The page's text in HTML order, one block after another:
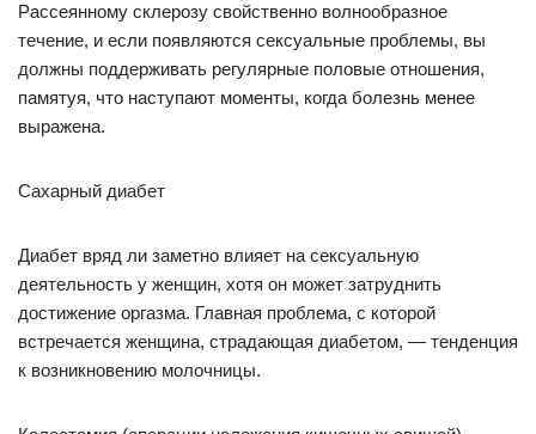
Рассеянному склерозу свойственно волнообразное
течение, и если появляются сексуальные проблемы, вы
должны поддерживать регулярные половые отношения,
памятуя, что наступают моменты, когда болезнь менее
выражена.
Сахарный диабет
Диабет вряд ли заметно влияет на сексуальную
деятельность у женщин, хотя он может затруднить
достижение оргазма. Главная проблема, с которой
встречается женщина, страдающая диабетом, — тенденция
к возникновению молочницы.